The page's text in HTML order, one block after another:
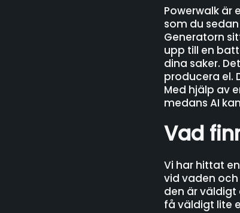
Powerwalk är
som du
Generatorn
upp till en
dina saker.
producera el.
Med hjälp av
medans AI
Vad
Vi har hittat
vid vaden och
den är
få väldigt lite